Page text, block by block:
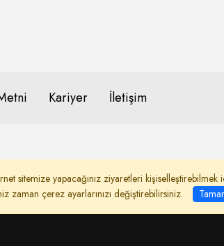
Kariyer İletişim
sitemize yapacağınız ziyaretleri
zaman çerez ayarlarınızı değiştirebilirsiniz.